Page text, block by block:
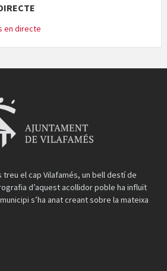
en directe
el cap Vilafamés, un bell destí de
d’aquest acollidor poble ha influït
s’ha anat creant sobre la mateixa